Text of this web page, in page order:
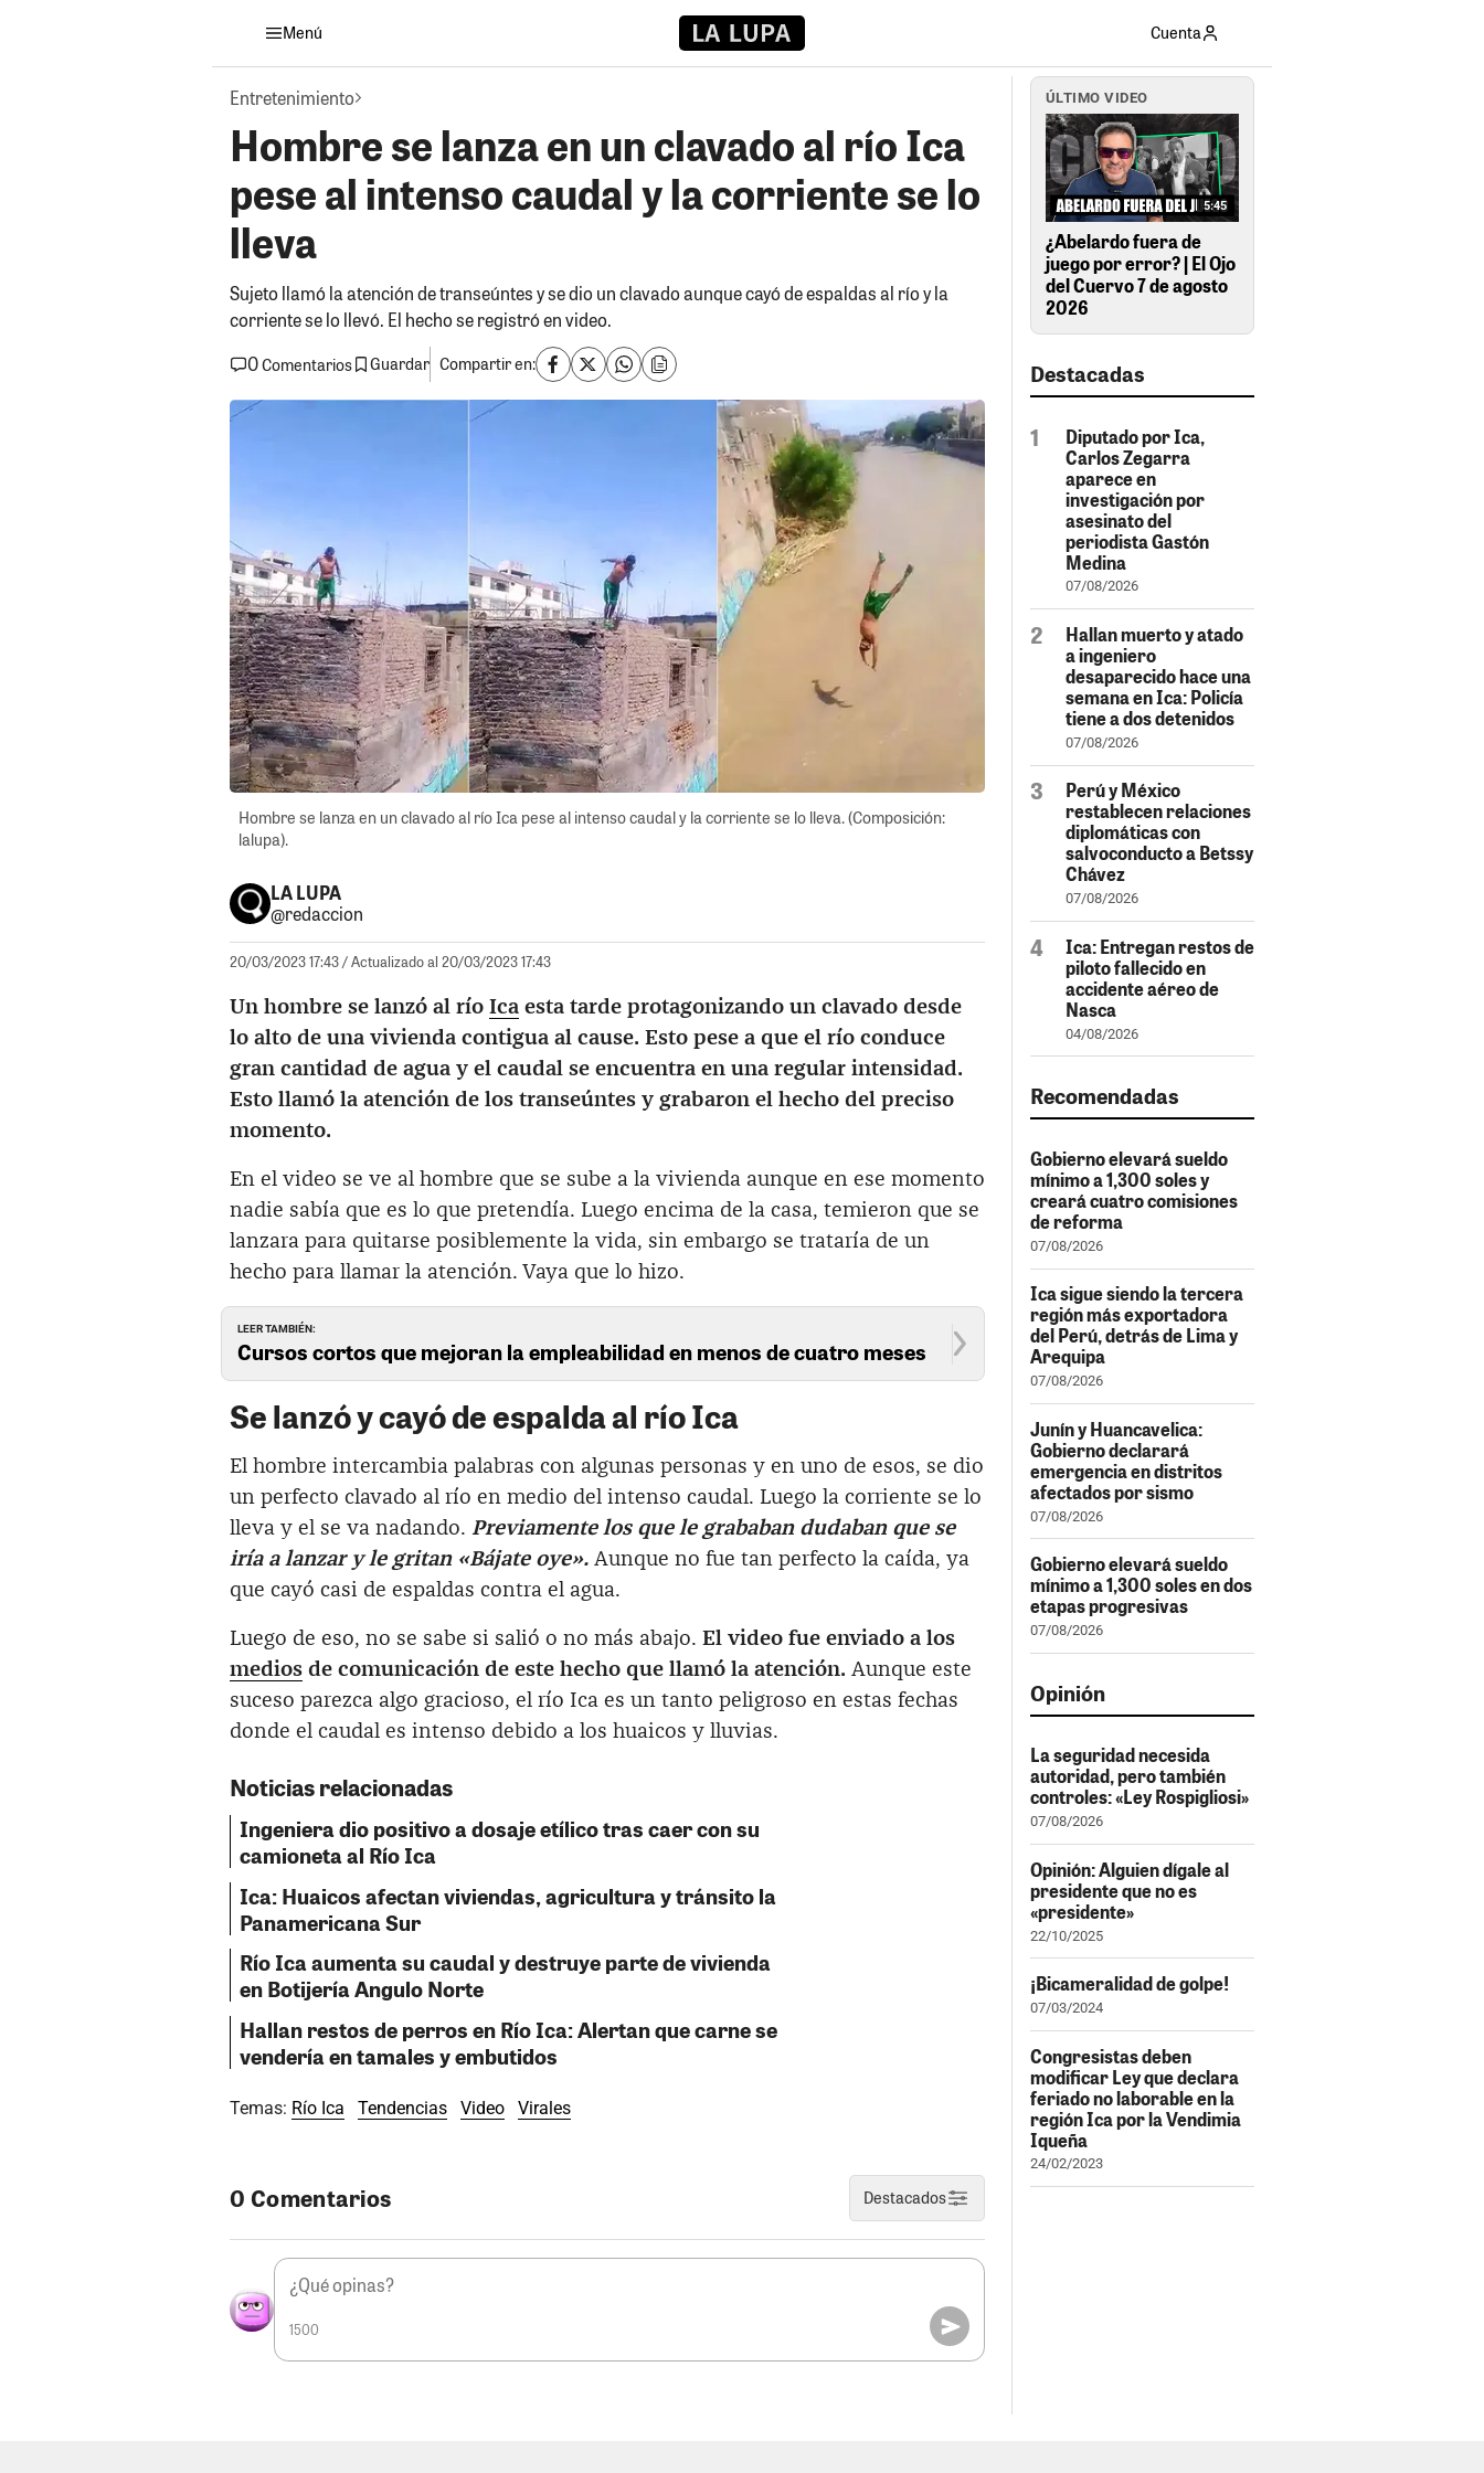
Menú Cuenta
Entretenimiento
Hombre se lanza en un clavado al río Ica
pese al intenso caudal y la corriente se lo
lleva
Sujeto llamó la atención de transeúntes y se dio un clavado aunque cayó de espaldas al río y la
corriente se lo llevó. El hecho se registró en video.
0Comentarios Guardar Compartir en:
Hombre se lanza en un clavado al río Ica pese al intenso caudal y la corriente se lo lleva. (Composición:
lalupa).
LA LUPA
@redaccion
20/03/2023 17:43/ Actualizado al 20/03/2023 17:43
Un hombre se lanzó al río Ica esta tarde protagonizando un clavado desde
lo alto de una vivienda contigua al cause. Esto pese a que el río conduce
gran cantidad de agua y el caudal se encuentra en una regular intensidad.
Esto llamó la atención de los transeúntes y grabaron el hecho del preciso
momento.
En el video se ve al hombre que se sube a la vivienda aunque en ese momento
nadie sabía que es lo que pretendía. Luego encima de la casa, temieron que se
lanzara para quitarse posiblemente la vida, sin embargo se trataría de un
hecho para llamar la atención. Vaya que lo hizo.
LEER TAMBIÉN:
Cursos cortos que mejoran la empleabilidad en menos de cuatro meses
Se lanzó y cayó de espalda al río Ica
El hombre intercambia palabras con algunas personas y en uno de esos, se dio
un perfecto clavado al río en medio del intenso caudal. Luego la corriente se lo
lleva y el se va nadando. Previamente los que le grababan dudaban que se
iría a lanzar y le gritan «Bájate oye». Aunque no fue tan perfecto la caída, ya
que cayó casi de espaldas contra el agua.
Luego de eso, no se sabe si salió o no más abajo. El video fue enviado a los
medios de comunicación de este hecho que llamó la atención. Aunque este
suceso parezca algo gracioso, el río Ica es un tanto peligroso en estas fechas
donde el caudal es intenso debido a los huaicos y lluvias.
Noticias relacionadas
Ingeniera dio positivo a dosaje etílico tras caer con su
camioneta al Río Ica
Ica: Huaicos afectan viviendas, agricultura y tránsito la
Panamericana Sur
Río Ica aumenta su caudal y destruye parte de vivienda
en Botijería Angulo Norte
Hallan restos de perros en Río Ica: Alertan que carne se
vendería en tamales y embutidos
Temas: Río Ica Tendencias Video Virales
0 Comentarios Destacados
1500
ÚLTIMO VIDEO
5:45
¿Abelardo fuera de
juego por error? | El Ojo
del Cuervo 7 de agosto
2026
Destacadas
Diputado por Ica,
Carlos Zegarra
aparece en
investigación por
asesinato del
periodista Gastón
Medina
07/08/2026
Hallan muerto y atado
a ingeniero
desaparecido hace una
semana en Ica: Policía
tiene a dos detenidos
07/08/2026
Perú y México
restablecen relaciones
diplomáticas con
salvoconducto a Betssy
Chávez
07/08/2026
Ica: Entregan restos de
piloto fallecido en
accidente aéreo de
Nasca
04/08/2026
Recomendadas
Gobierno elevará sueldo
mínimo a 1,300 soles y
creará cuatro comisiones
de reforma
07/08/2026
Ica sigue siendo la tercera
región más exportadora
del Perú, detrás de Lima y
Arequipa
07/08/2026
Junín y Huancavelica:
Gobierno declarará
emergencia en distritos
afectados por sismo
07/08/2026
Gobierno elevará sueldo
mínimo a 1,300 soles en dos
etapas progresivas
07/08/2026
Opinión
La seguridad necesida
autoridad, pero también
controles: «Ley Rospigliosi»
07/08/2026
Opinión: Alguien dígale al
presidente que no es
«presidente»
22/10/2025
¡Bicameralidad de golpe!
07/03/2024
Congresistas deben
modificar Ley que declara
feriado no laborable en la
región Ica por la Vendimia
Iqueña
24/02/2023